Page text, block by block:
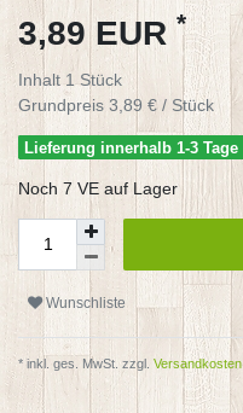
3,89 EUR *
Inhalt 1 Stück
Grundpreis 3,89 € / Stück
Lieferung innerhalb 1-3 Tage
Noch 7 VE auf Lager
Wunschliste
* inkl. ges. MwSt. zzgl. Versandkosten